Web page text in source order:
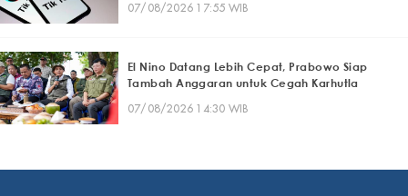
07/08/2026 17:55 WIB
El Nino Datang Lebih Cepat, Prabowo Siap
Tambah Anggaran untuk Cegah Karhutla
07/08/2026 14:30 WIB